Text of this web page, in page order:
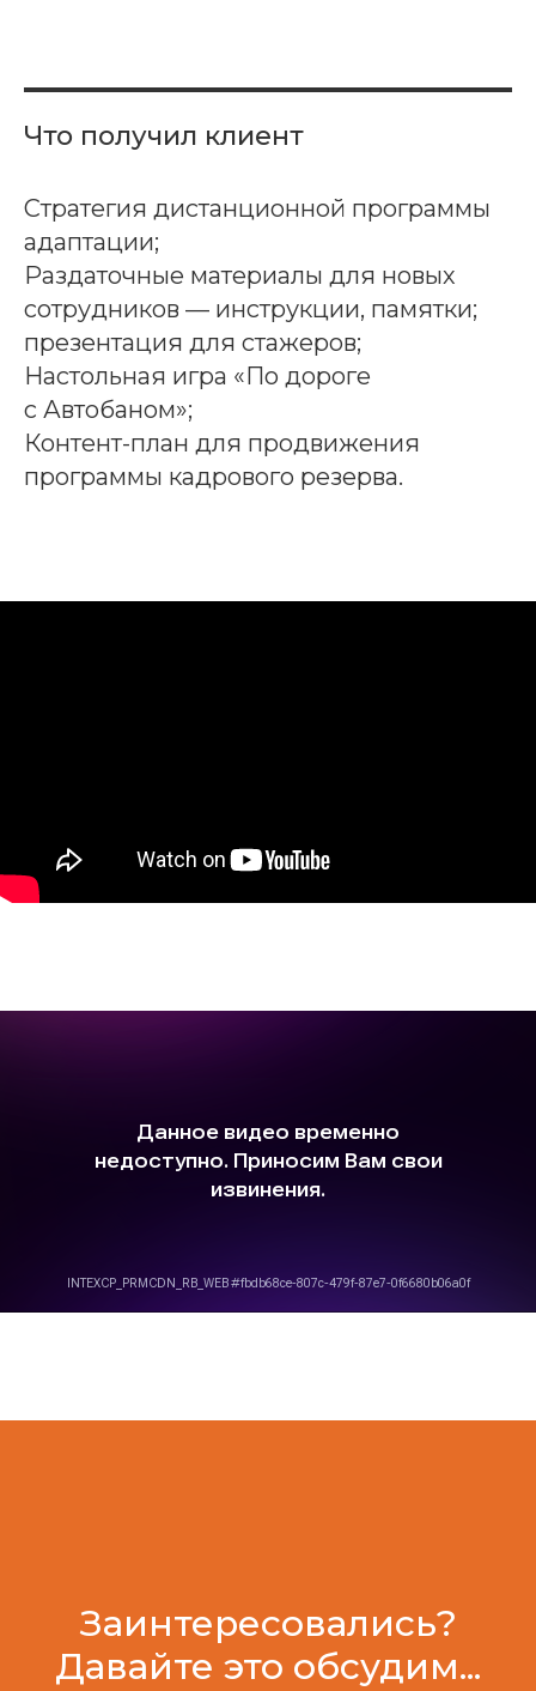
Что получил клиент
Cтратегия дистанционной программы
адаптации;
Раздаточные материалы для новых
сотрудников — инструкции, памятки;
презентация для стажеров;
Настольная игра «По дороге
с Автобаном»;
Контент-план для продвижения
программы кадрового резерва.
Заинтересовались?
Давайте это обсудим...